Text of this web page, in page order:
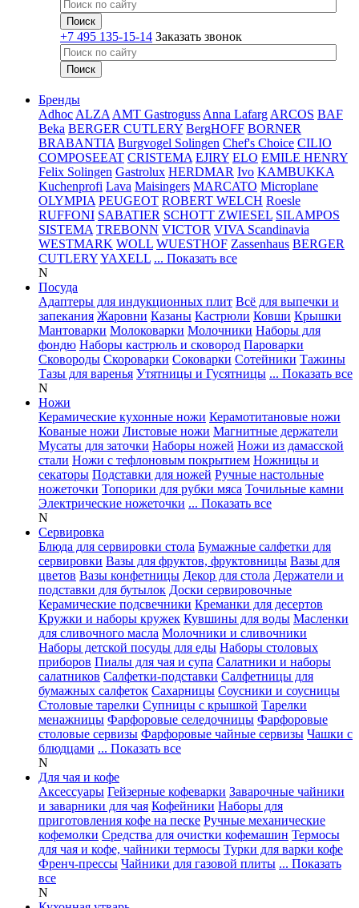
+7 495 135-15-14 Заказать звонок
Бренды
Adhoc ALZA AMT Gastroguss Anna Lafarg ARCOS BAF
Beka BERGER CUTLERY BergHOFF BORNER
BRABANTIA Burgvogel Solingen Chef's Choice CILIO
COMPOSEEAT CRISTEMA EJIRY ELO EMILE HENRY
Felix Solingen Gastrolux HERDMAR Ivo KAMBUKKA
Kuchenprofi Lava Maisingers MARCATO Microplane
OLYMPIA PEUGEOT ROBERT WELCH Roesle
RUFFONI SABATIER SCHOTT ZWIESEL SILAMPOS
SISTEMA TREBONN VICTOR VIVA Scandinavia
WESTMARK WOLL WUESTHOF Zassenhaus BERGER
CUTLERYYAXELL ... Показать все
N
Посуда
Адаптеры для индукционных плит Всё для выпечки и
запекания Жаровни Казаны Кастрюли Ковши Крышки
Мантоварки Молоковарки Молочники Наборы для
фондю Наборы кастрюль и сковород Пароварки
Сковороды Скороварки Соковарки Сотейники Тажины
Тазы для варенья Утятницы и Гусятницы ... Показать все
N
Ножи
Керамические кухонные ножи Керамотитановые ножи
Кованые ножи Листовые ножи Магнитные держатели
Мусаты для заточки Наборы ножей Ножи из дамасской
стали Ножи с тефлоновым покрытием Ножницы и
секаторы Подставки для ножей Ручные настольные
ножеточки Топорики для рубки мяса Точильные камни
Электрические ножеточки ... Показать все
N
Сервировка
Блюда для сервировки стола Бумажные салфетки для
сервировки Вазы для фруктов, фруктовницы Вазы для
цветов Вазы конфетницы Декор для стола Держатели и
подставки для бутылок Доски сервировочные
Керамические подсвечники Креманки для десертов
Кружки и наборы кружек Кувшины для воды Масленки
для сливочного масла Молочники и сливочники
Наборы детской посуды для еды Наборы столовых
приборов Пиалы для чая и супа Салатники и наборы
салатников Салфетки-подставки Салфетницы для
бумажных салфеток Сахарницы Соусники и соусницы
Столовые тарелки Супницы с крышкой Тарелки
менажницы Фарфоровые селедочницы Фарфоровые
столовые сервизы Фарфоровые чайные сервизы Чашки с
блюдцами ... Показать все
N
Для чая и кофе
Аксессуары Гейзерные кофеварки Заварочные чайники
и заварники для чая Кофейники Наборы для
приготовления кофе на песке Ручные механические
кофемолки Средства для очистки кофемашин Термосы
для чая и кофе, чайники термосы Турки для варки кофе
Френч-прессы Чайники для газовой плиты ... Показать
все
N